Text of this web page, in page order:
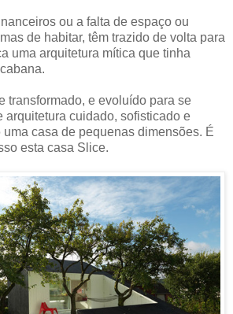
ou a falta de espaço ou
de habitar, têm trazido de volta para
uma arquitetura mítica que tinha
transformado, e evoluído para se
arquitetura cuidado, sofisticado e
casa de pequenas dimensões. É
esta casa Slice.